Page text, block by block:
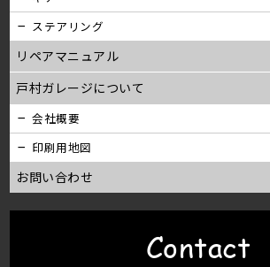
ステアリング
リペアマニュアル
戸村ガレージについて
会社概要
印刷用地図
お問い合わせ
Contact